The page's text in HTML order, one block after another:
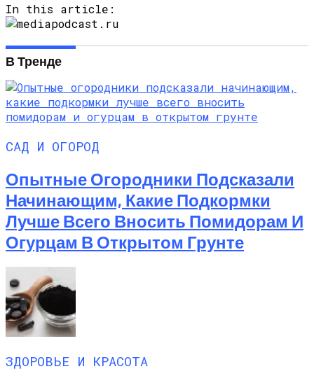
Направления
In this article:
В Тренде
САД И ОГОРОД
Опытные Огородники Подсказали
Начинающим, Какие Подкормки
Лучше Всего Вносить Помидорам И
Огурцам В Открытом Грунте
ЗДОРОВЬЕ И КРАСОТА